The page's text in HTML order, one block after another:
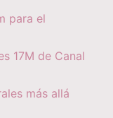
para el
17M de Canal
más allá